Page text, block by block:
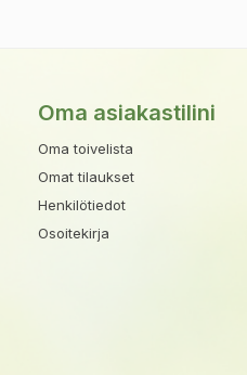
Oma asiakastilini
Oma toivelista
Omat tilaukset
Henkilötiedot
Osoitekirja